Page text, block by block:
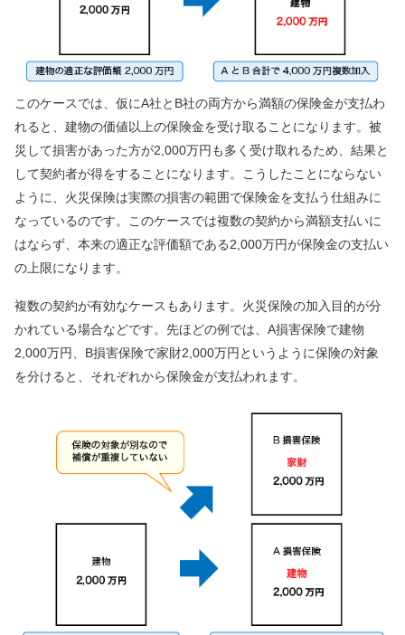
このケースでは、仮にA社とB社の両方から満額の保険金が支払わ
れると、建物の価値以上の保険金を受け取ることになります。被
災して損害があった方が2,000万円も多く受け取れるため、結果と
して契約者が得をすることになります。こうしたことにならない
ように、火災保険は実際の損害の範囲で保険金を支払う仕組みに
なっているのです。このケースでは複数の契約から満額支払いに
はならず、本来の適正な評価額である2,000万円が保険金の支払い
の上限になります。
複数の契約が有効なケースもあります。火災保険の加入目的が分
かれている場合などです。先ほどの例では、A損害保険で建物
2,000万円、B損害保険で家財2,000万円というように保険の対象
を分けると、それぞれから保険金が支払われます。